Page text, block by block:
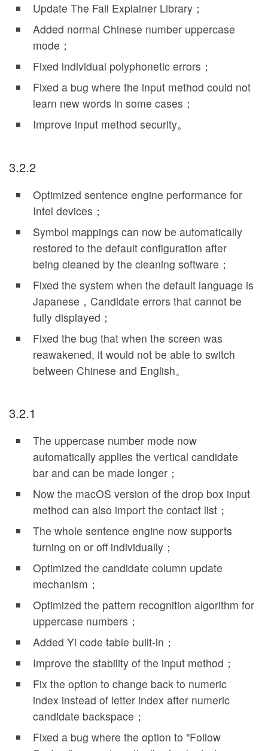
Update The Fall Explainer Library；
Added normal Chinese number uppercase
mode；
Fixed individual polyphonetic errors；
Fixed a bug where the input method could not
learn new words in some cases；
Improve input method security。
3.2.2
Optimized sentence engine performance for
Intel devices；
Symbol mappings can now be automatically
restored to the default configuration after
being cleaned by the cleaning software；
Fixed the system when the default language is
Japanese，Candidate errors that cannot be
fully displayed；
Fixed the bug that when the screen was
reawakened, it would not be able to switch
between Chinese and English。
3.2.1
The uppercase number mode now
automatically applies the vertical candidate
bar and can be made longer；
Now the macOS version of the drop box input
method can also import the contact list；
The whole sentence engine now supports
turning on or off individually；
Optimized the candidate column update
mechanism；
Optimized the pattern recognition algorithm for
uppercase numbers；
Added Yi code table built-in；
Improve the stability of the input method；
Fix the option to change back to numeric
index instead of letter index after numeric
candidate backspace；
Fixed a bug where the option to "Follow